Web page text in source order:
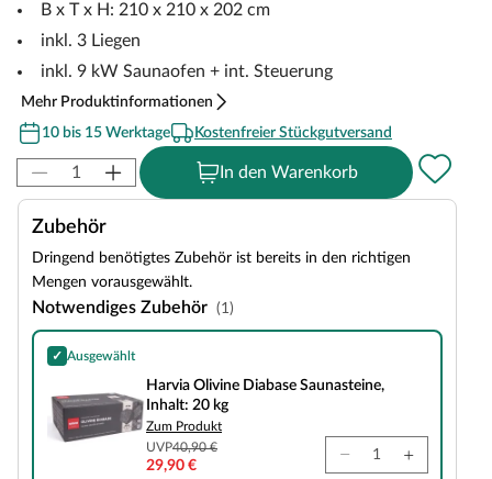
B x T x H: 210 x 210 x 202 cm
inkl. 3 Liegen
inkl. 9 kW Saunaofen + int. Steuerung
Mehr Produktinformationen
10 bis 15 Werktage
Kostenfreier Stückgutversand
In den Warenkorb
Zubehör
Dringend benötigtes Zubehör ist bereits in den richtigen
Mengen vorausgewählt.
Notwendiges Zubehör (1)
✓ Ausgewählt
Harvia Olivine Diabase Saunasteine, Inhalt: 20 kg
Harvia Olivine Diabase Saunasteine,
Inhalt: 20 kg
Zum Produkt
UVP40,90 €
29,90 €